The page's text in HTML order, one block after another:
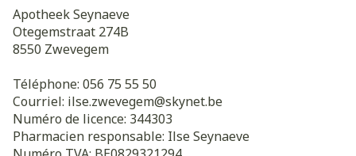
Apotheek Seynaeve
Otegemstraat 274B
8550 Zwevegem
Téléphone: 056 75 55 50
Courriel: ilse.zwevegem@skynet.be
Numéro de licence: 344303
Pharmacien responsable: Ilse Seynaeve